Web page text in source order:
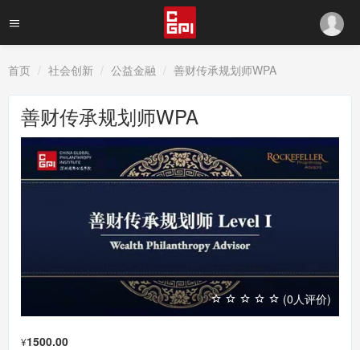
首页 社会创新 公益金融 善财传承规划师WPA
善财传承规划师WPA
(0人评价)
¥1500.00